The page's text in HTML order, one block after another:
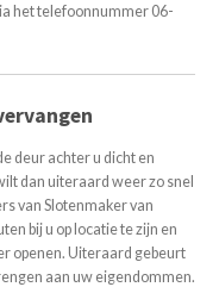
het telefoonnummer 06-
deur achter u dicht en
dan uiteraard weer zo snel
van Slotenmaker van
bij u op locatie te zijn en
openen. Uiteraard gebeurt
aan uw eigendommen.